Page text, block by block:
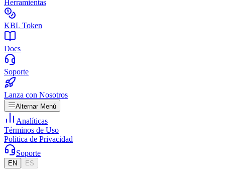
Herramientas
KBL Token
Docs
Soporte
Lanza con Nosotros
Alternar Menú
Analíticas
Términos de Uso
Política de Privacidad
Soporte
EN ES